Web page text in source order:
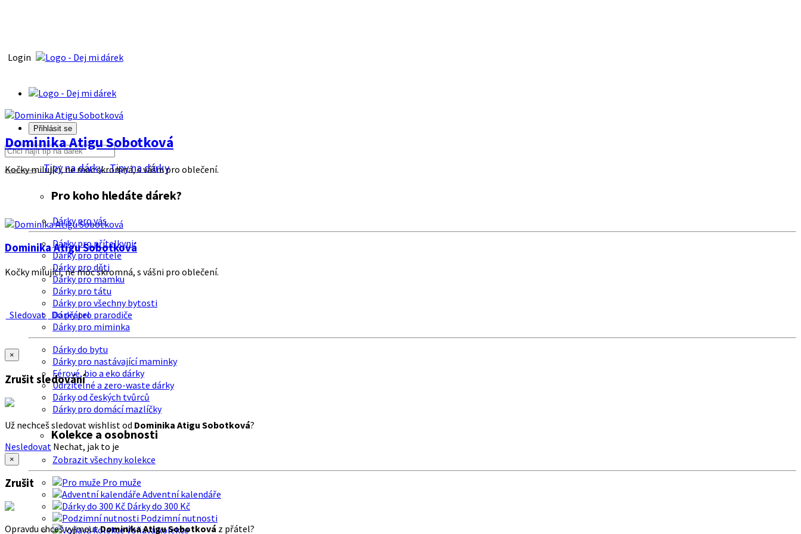
Login
Přihlásit se
Tipy na dárkyTipy na dárky
Pro koho hledáte dárek?
Dárky pro vás
Dárky pro přítelkyni
Dárky pro přítele
Dárky pro děti
Dárky pro mamku
Dárky pro tátu
Dárky pro všechny bytosti
Dárky pro prarodiče
Dárky pro miminka
Dárky do bytu
Dárky pro nastávající maminky
Férové, bio a eko dárky
Udržitelné a zero-waste dárky
Dárky od českých tvůrců
Dárky pro domácí mazlíčky
Kolekce a osobnosti
Zobrazit všechny kolekce
Pro muže
Adventní kalendáře
Dárky do 300 Kč
Podzimní nutnosti
Voňavá kolekce
Dominika Atigu Sobotková
Kočky milující, ne moc skromná, s vášni pro oblečení.
Dominika Atigu Sobotková
Kočky milující, ne moc skromná, s vášni pro oblečení.
Sledovat Do přátel
×
Zrušit sledování
Už nechceš sledovat wishlist od Dominika Atigu Sobotková?
Nesledovat Nechat, jak to je
×
Zrušit
Opravdu chceš vyjmoutDominika Atigu Sobotková z přátel?